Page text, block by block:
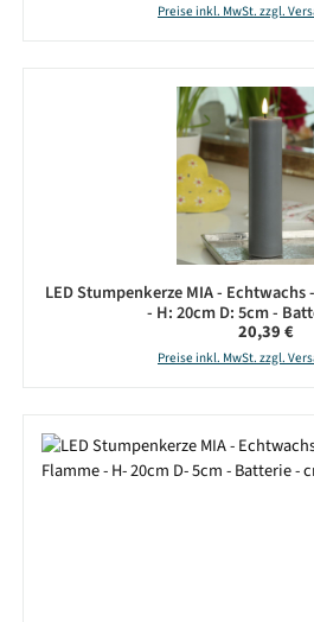
Preise inkl. MwSt. zzgl.
LED Stumpenkerze MIA -
- H: 20cm D: 5cm -
Regulärer
20,39 €
Preise inkl. MwSt. zzgl.